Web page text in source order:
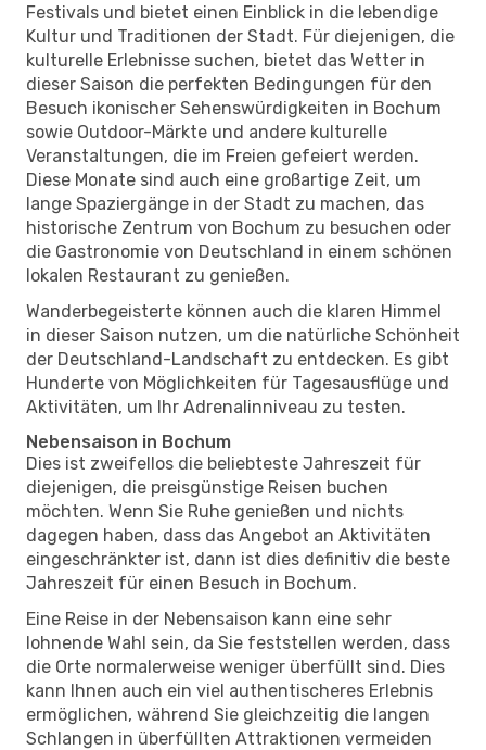
Festivals und bietet einen Einblick in die lebendige
Kultur und Traditionen der Stadt. Für diejenigen, die
kulturelle Erlebnisse suchen, bietet das Wetter in
dieser Saison die perfekten Bedingungen für den
Besuch ikonischer Sehenswürdigkeiten in Bochum
sowie Outdoor-Märkte und andere kulturelle
Veranstaltungen, die im Freien gefeiert werden.
Diese Monate sind auch eine großartige Zeit, um
lange Spaziergänge in der Stadt zu machen, das
historische Zentrum von Bochum zu besuchen oder
die Gastronomie von Deutschland in einem schönen
lokalen Restaurant zu genießen.
Wanderbegeisterte können auch die klaren Himmel
in dieser Saison nutzen, um die natürliche Schönheit
der Deutschland-Landschaft zu entdecken. Es gibt
Hunderte von Möglichkeiten für Tagesausflüge und
Aktivitäten, um Ihr Adrenalinniveau zu testen.
Nebensaison in Bochum
Dies ist zweifellos die beliebteste Jahreszeit für
diejenigen, die preisgünstige Reisen buchen
möchten. Wenn Sie Ruhe genießen und nichts
dagegen haben, dass das Angebot an Aktivitäten
eingeschränkter ist, dann ist dies definitiv die beste
Jahreszeit für einen Besuch in Bochum.
Eine Reise in der Nebensaison kann eine sehr
lohnende Wahl sein, da Sie feststellen werden, dass
die Orte normalerweise weniger überfüllt sind. Dies
kann Ihnen auch ein viel authentischeres Erlebnis
ermöglichen, während Sie gleichzeitig die langen
Schlangen in überfüllten Attraktionen vermeiden